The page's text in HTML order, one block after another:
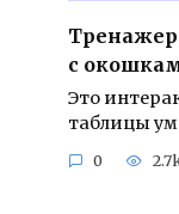
с
Это
таблицы
0